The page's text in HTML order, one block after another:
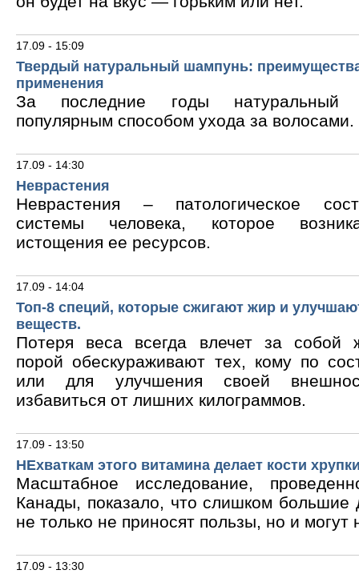
17.09 - 15:09
Твердый натуральный шампунь:
применения
За последние годы натуральный
популярным способом ухода за волосами.
17.09 - 14:30
Неврастения
Неврастения – патологическое
системы человека, которое
истощения ее ресурсов.
17.09 - 14:04
Топ-8 специй, которые сжигают жир и
веществ.
Потеря веса всегда влечет за собой
порой обескураживают тех, кому по
или для улучшения своей
избавиться от лишних килограммов.
17.09 - 13:50
НЕхваткам этого витамина делает кости
Масштабное исследование,
Канады, показало, что слишком большие
не только не приносят пользы, но и могут
17.09 - 13:30